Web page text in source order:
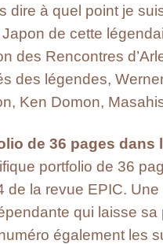
dire à quel point je
de cette
des Rencontres
des légendes,
Ken Domon,
de 36 pages dans
portfolio de 36
de la revue EPIC.
qui laisse
également les